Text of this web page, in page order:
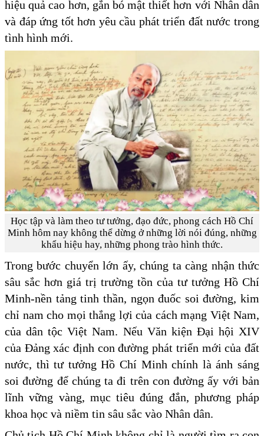
hiệu quả cao hơn, gắn bó mật thiết hơn với Nhân dân
và đáp ứng tốt hơn yêu cầu phát triển đất nước trong
tình hình mới.
Học tập và làm theo tư tưởng, đạo đức, phong cách Hồ Chí
Minh hôm nay không thể dừng ở những lời nói đúng, những
khẩu hiệu hay, những phong trào hình thức.
Trong bước chuyển lớn ấy, chúng ta càng nhận thức
sâu sắc hơn giá trị trường tồn của tư tưởng Hồ Chí
Minh-nền tảng tinh thần, ngọn đuốc soi đường, kim
chỉ nam cho mọi thắng lợi của cách mạng Việt Nam,
của dân tộc Việt Nam. Nếu Văn kiện Đại hội XIV
của Đảng xác định con đường phát triển mới của đất
nước, thì tư tưởng Hồ Chí Minh chính là ánh sáng
soi đường để chúng ta đi trên con đường ấy với bản
lĩnh vững vàng, mục tiêu đúng đắn, phương pháp
khoa học và niềm tin sâu sắc vào Nhân dân.